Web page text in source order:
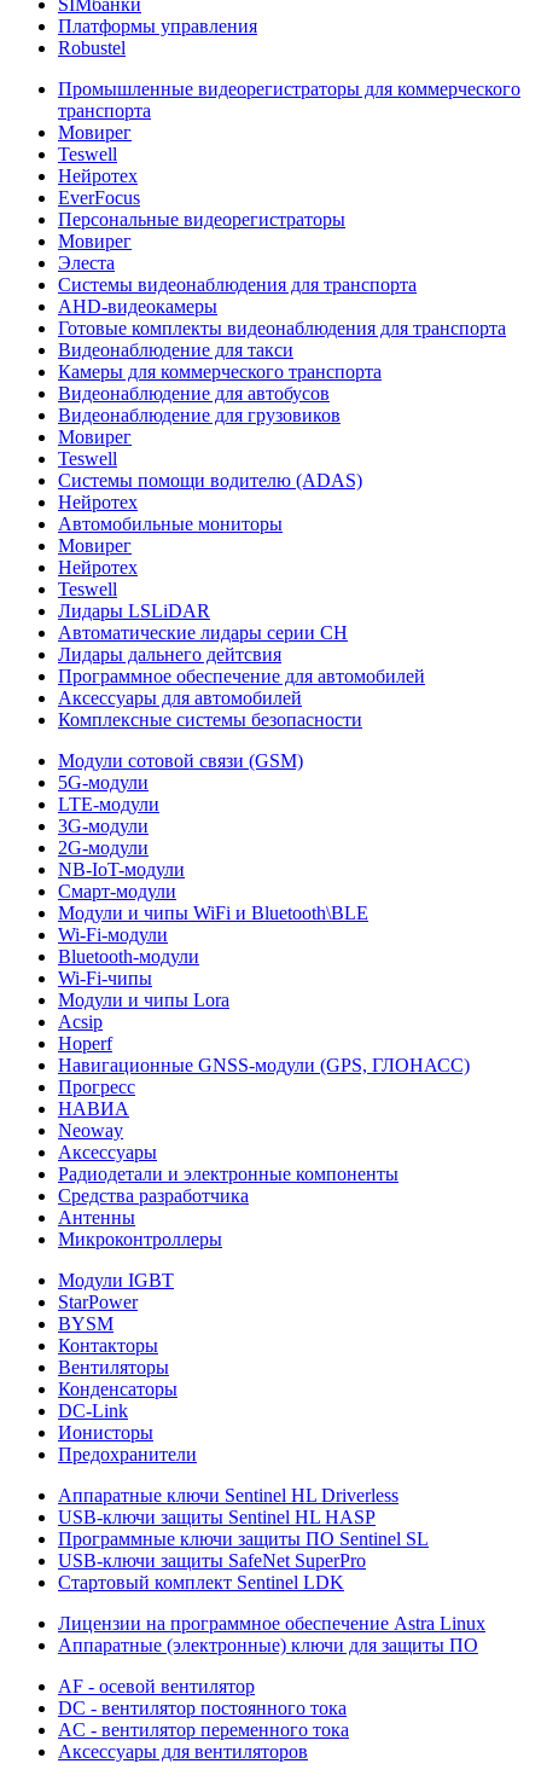
SIMбанки
Платформы управления
Robustel
Промышленные видеорегистраторы для коммерческого
транспорта
Мовирег
Teswell
Нейротех
EverFocus
Персональные видеорегистраторы
Мовирег
Элеста
Системы видеонаблюдения для транспорта
AHD-видеокамеры
Готовые комплекты видеонаблюдения для транспорта
Видеонаблюдение для такси
Камеры для коммерческого транспорта
Видеонаблюдение для автобусов
Видеонаблюдение для грузовиков
Мовирег
Teswell
Системы помощи водителю (ADAS)
Нейротех
Автомобильные мониторы
Мовирег
Нейротех
Teswell
Лидары LSLiDAR
Автоматические лидары серии CH
Лидары дальнего дейтсвия
Программное обеспечение для автомобилей
Аксессуары для автомобилей
Комплексные системы безопасности
Модули сотовой связи (GSM)
5G-модули
LTE-модули
3G-модули
2G-модули
NB-IoT-модули
Смарт-модули
Модули и чипы WiFi и Bluetooth\BLE
Wi-Fi-модули
Bluetooth-модули
Wi-Fi-чипы
Модули и чипы Lora
Acsip
Hoperf
Навигационные GNSS-модули (GPS, ГЛОНАСС)
Прогресс
НАВИА
Neoway
Аксессуары
Радиодетали и электронные компоненты
Средства разработчика
Антенны
Микроконтроллеры
Модули IGBT
StarPower
BYSM
Контакторы
Вентиляторы
Конденсаторы
DC-Link
Ионисторы
Предохранители
Аппаратные ключи Sentinel HL Driverless
USB-ключи защиты Sentinel HL HASP
Программные ключи защиты ПО Sentinel SL
USB-ключи защиты SafeNet SuperPro
Стартовый комплект Sentinel LDK
Лицензии на программное обеспечение Astra Linux
Аппаратные (электронные) ключи для защиты ПО
AF - осевой вентилятор
DC - вентилятор постоянного тока
AC - вентилятор переменного тока
Аксессуары для вентиляторов